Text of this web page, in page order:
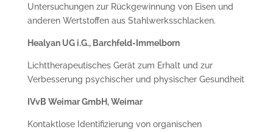
Untersuchungen zur Rückgewinnung von Eisen und
anderen Wertstoffen aus Stahlwerksschlacken.
Healyan UG i.G., Barchfeld-Immelborn
Lichttherapeutisches Gerät zum Erhalt und zur
Verbesserung psychischer und physischer Gesundheit
IVvB Weimar GmbH, Weimar
Kontaktlose Identifizierung von organischen